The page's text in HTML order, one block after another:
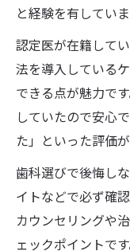
と経験を有していま
認定医が在籍して
法を導入している
できる点が魅力で
していたので安心
た」といった評価
歯科選びで後悔し
イトなどで必ず確
カウンセリングや
ェックポイントで